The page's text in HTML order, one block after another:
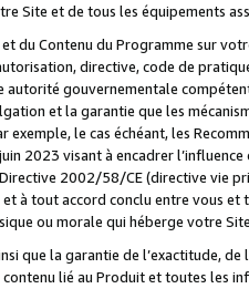
Site et de tous les équipements
et du Contenu du Programme sur
directive, code de
autorité gouvernementale
et la garantie que les
exemple, le cas échéant, les
2023 visant à encadrer
2002/58/CE (directive vie
et à tout accord conclu entre vous
ou morale qui héberge votre
que la garantie de l’exactitude,
lié au Produit et toutes les